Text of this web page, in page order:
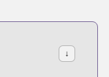
↓